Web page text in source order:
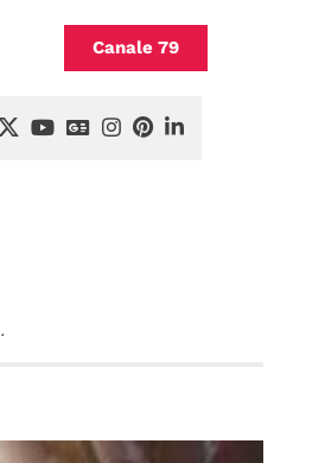
Canale 79